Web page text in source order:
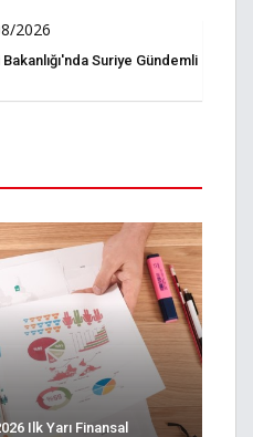
2026
Bakanlığı'nda Suriye Gündemli
Ilk Yarı Finansal